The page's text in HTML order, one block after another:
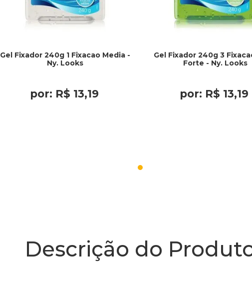
Gel Fixador 240g 1 Fixacao Media -
Ny. Looks
por: R$ 13,19
Gel Fixador 240g 3
Forte - Ny. Looks
por: R$ 13,19
Descrição do